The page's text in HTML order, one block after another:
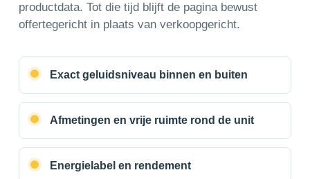
productdata. Tot die tijd blijft de pagina bewust
offertegericht in plaats van verkoopgericht.
Exact geluidsniveau binnen en buiten
Afmetingen en vrije ruimte rond de unit
Energielabel en rendement